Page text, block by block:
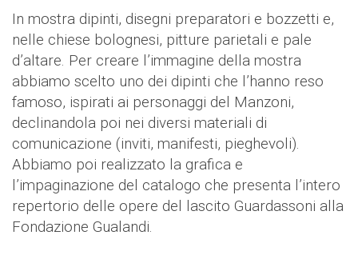
In mostra dipinti, disegni preparatori e bozzetti e,
nelle chiese bolognesi, pitture parietali e pale
d’altare. Per creare l’immagine della mostra
abbiamo scelto uno dei dipinti che l’hanno reso
famoso, ispirati ai personaggi del Manzoni,
declinandola poi nei diversi materiali di
comunicazione (inviti, manifesti, pieghevoli).
Abbiamo poi realizzato la grafica e
l’impaginazione del catalogo che presenta l’intero
repertorio delle opere del lascito Guardassoni alla
Fondazione Gualandi.